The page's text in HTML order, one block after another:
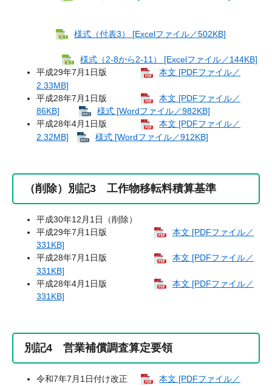
様式（付表3） [Excelファイル／502KB]
様式（2-8から2-11） [Excelファイル／144KB]
平成29年7月1日版
本文 [PDFファイル／
2.33MB]
平成28年7月1日版
本文 [PDFファイル／
86KB]
様式 [Wordファイル／982KB]
平成28年4月1日版
本文 [PDFファイル／
2.32MB]
様式 [Wordファイル／912KB]
（削除）別記3 工作物移転料積算基準
平成30年12月1日（削除）
平成29年7月1日版
本文 [PDFファイル／
331KB]
平成28年7月1日版
本文 [PDFファイル／
331KB]
平成28年4月1日版
本文 [PDFファイル／
331KB]
別記4 営業補償調査算定要領
令和7年7月1日付け改正
本文 [PDFファイル／